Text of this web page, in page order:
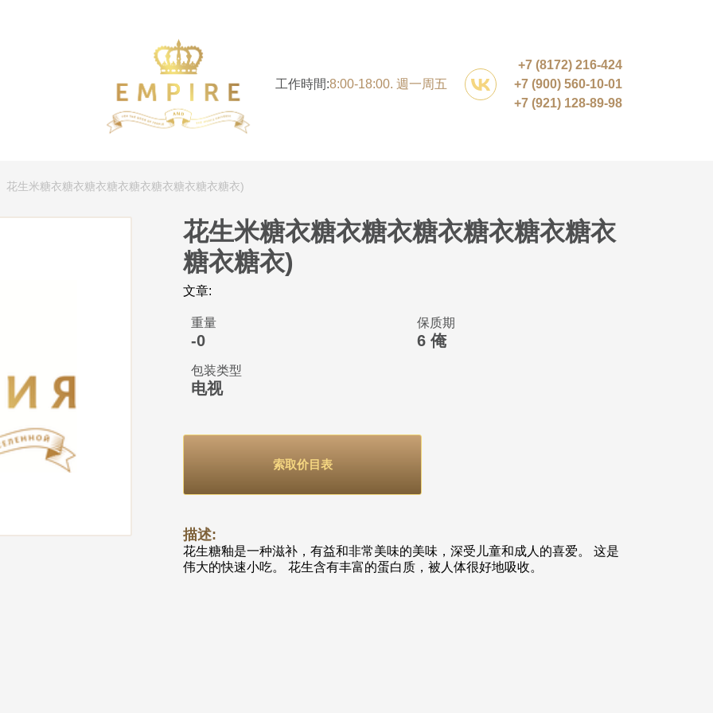
工作時間:8:00-18:00. 週一周五
+7 (8172) 216-424
+7 (900) 560-10-01
+7 (921) 128-89-98
花生米糖衣糖衣糖衣糖衣糖衣糖衣糖衣糖衣糖衣)
花生米糖衣糖衣糖衣糖衣糖衣糖衣糖衣
糖衣糖衣)
文章:
重量
-0
保质期
6 俺
包装类型
电视
索取价目表
描述:
花生糖釉是一种滋补，有益和非常美味的美味，深受儿童和成人的喜爱。 这是
伟大的快速小吃。 花生含有丰富的蛋白质，被人体很好地吸收。